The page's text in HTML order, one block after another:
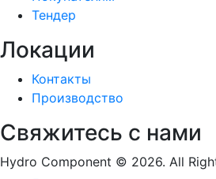
Тендер
Локации
Контакты
Производство
Свяжитесь с нами
Hydro Component © 2026. All